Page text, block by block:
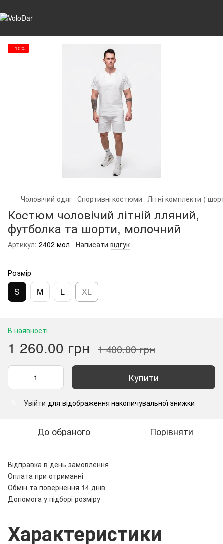
−10%
Чоловічий одяг Спортивні костюми Літні комплекти (
Костюм чоловічий літній лляний,
футболка та шорти, молочний
Артикул: 2402 мол Написати відгук
Розмір
S M L XL
В наявності
1 260.00 грн 1 400.00 грн
Купити
Увійти для відображення накопичувальної знижки
До обраного Порівняти
Відправка в день замовлення
Оплата при отриманні
Обмін та повернення 14 днів
Допомога у підборі розміру
Характеристики